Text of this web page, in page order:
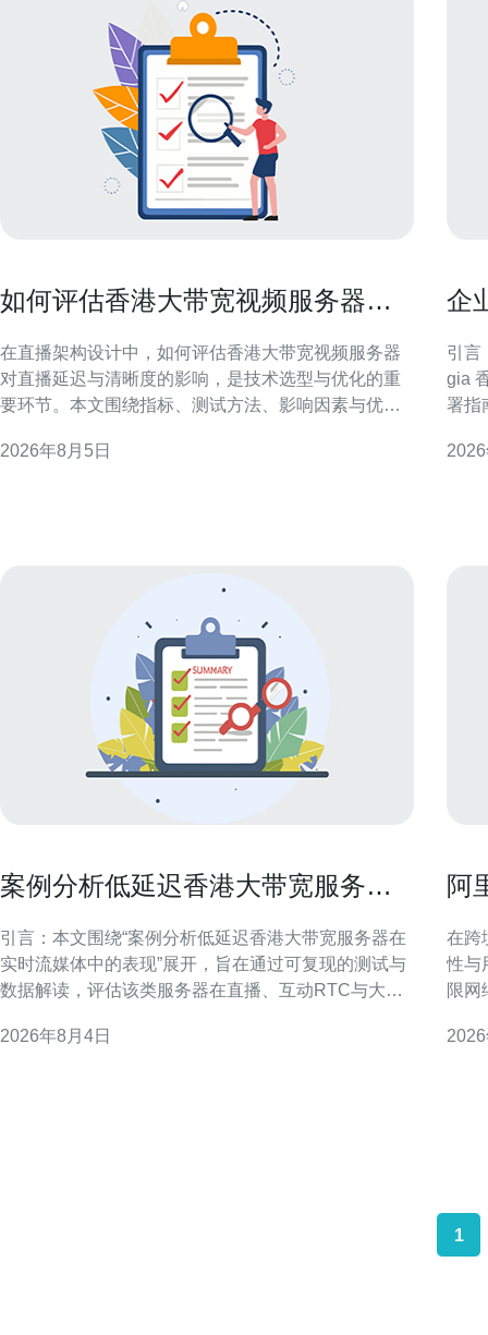
如何评估香港大带宽视频服务器对
在直播架构设计中，如何评估香港大带宽视频服务器
对直播延迟与清晰度的影响，是技术选型与优化的重
要环节。本文围绕指标、测试方法、影响因素与优化
验。 香港大带宽视频服务器在直播中的作用 香港大带
2026年8月5日
企
引言
gia
署指
络架构
案例分析低延迟香港大带宽服务器
引言：本文围绕“案例分析低延迟香港大带宽服务器在
实时流媒体中的表现”展开，旨在通过可复现的测试与
数据解读，评估该类服务器在直播、互动RTC与大并
考。 背景与分析目的 在跨境流媒体服务中，香港节点
2026年8月4日
阿
在跨
性与
限网
构、
1